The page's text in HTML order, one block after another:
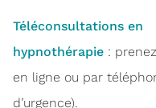
Téléconsultations en
hypnothérapie:
en ligne ou par
d’urgence).